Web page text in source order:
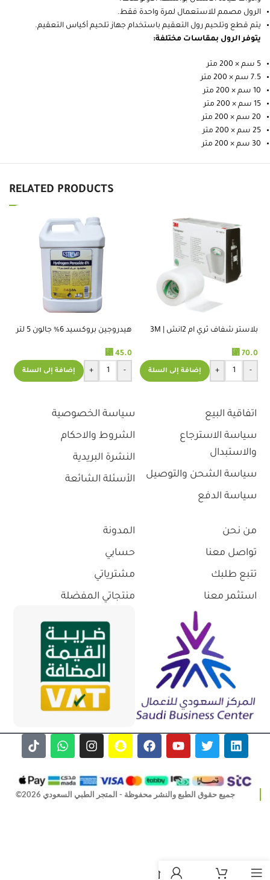
الرول مصمم للاستعمال لمرة واحدة فقط.
يتم قطع وتلحيم رول التعقيم باستخدام جهاز تلحيم أكياس التعقيم.
يتوفر الرول بمقاسات مختلفة:
5 سم × 200 متر
7.5 سم × 200 متر
10 سم × 200 متر
15 سم × 200 متر
20 سم × 200 متر
25 سم × 200 متر
30 سم × 200 متر
RELATED PRODUCTS
بلاستر شفاف ثري ام 2انش | 3M
⃁ 70.0
-
+ إضافة إلى السلة
هيدروجين بروكسيد 6% جالون 5 لتر
⃁ 45.0
-
+ إضافة إلى السلة
اتفاقية البيع
سياسة الاسترجاع
والاستبدال
سياسة الشحن والتوصيل
سياسة الدفع
سياسة الخصوصية
الشروط والاحكام
النشرة البريدية
الأسئلة الشائعة
من نحن
تواصل معنا
تتبع طلبك
استثمر معنا
المدونة
حسابي
مشترياتي
منتجاتي المفضلة
جميع حقوق الطبع والنشر محفوظة - المتجر الطبي السعودي 2026©